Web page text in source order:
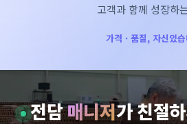
고객과 함께 성장하
가격 · 품질, 자신있
전담매니저가 친절